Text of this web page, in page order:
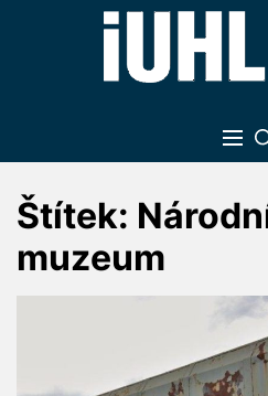
Štítek:
muzeum